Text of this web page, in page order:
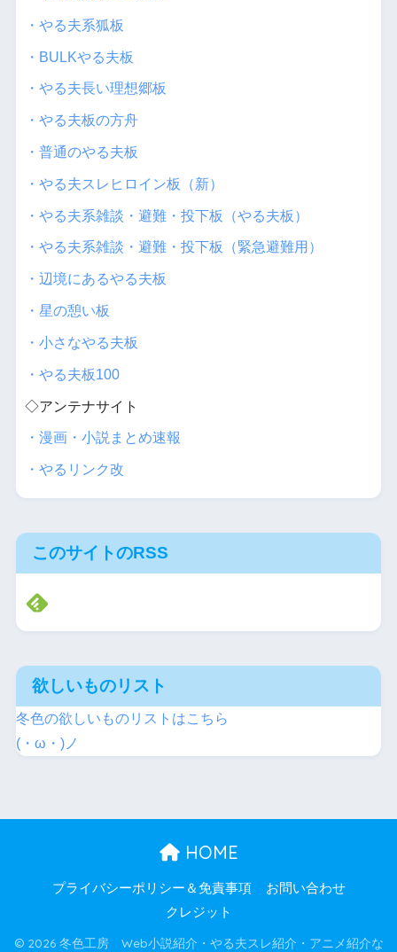
・やる夫系狐板
・BULKやる夫板
・やる夫長い理想郷板
・やる夫板の方舟
・普通のやる夫板
・やる夫スレヒロイン板（新）
・やる夫系雑談・避難・投下板（やる夫板）
・やる夫系雑談・避難・投下板（緊急避難用）
・辺境にあるやる夫板
・星の憩い板
・小さなやる夫板
・やる夫板100
◇アンテナサイト
・漫画・小説まとめ速報
・やるリンク改
このサイトのRSS
欲しいものリスト
冬色の欲しいものリストはこちら
(・ω・)ノ
HOME
プライバシーポリシー＆免責事項
お問い合わせ
クレジット
© 2026 冬色工房 Web小説紹介・やる夫スレ紹介・アニメ紹介な